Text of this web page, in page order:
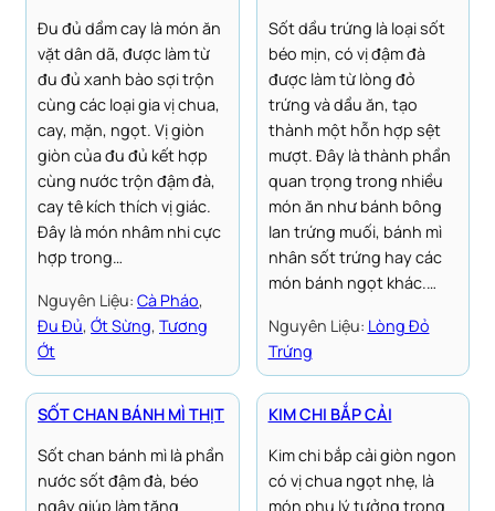
Đu đủ dầm cay là món ăn
vặt dân dã, được làm từ
đu đủ xanh bào sợi trộn
cùng các loại gia vị chua,
cay, mặn, ngọt. Vị giòn
giòn của đu đủ kết hợp
cùng nước trộn đậm đà,
cay tê kích thích vị giác.
Đây là món nhâm nhi cực
hợp trong…
Nguyên Liệu: Cà Pháo
Đu Đủ, Ớt Sừng, Tương
Ớt
Sốt dầu trứng là loại sốt
béo mịn, có vị đậm đà
được làm từ lòng đỏ
trứng và dầu ăn, tạo
thành một hỗn hợp sệt
mượt. Đây là thành phần
quan trọng trong nhiều
món ăn như bánh bông
lan trứng muối, bánh mì
nhân sốt trứng hay các
món bánh ngọt khác.…
Nguyên Liệu: Lòng Đỏ
Trứng
SỐT CHAN BÁNH MÌ THỊT
Sốt chan bánh mì là phần
nước sốt đậm đà, béo
ngậy giúp làm tăng
KIM CHI BẮP CẢI
Kim chi bắp cải giòn ngon
có vị chua ngọt nhẹ, là
món phụ lý tưởng trong